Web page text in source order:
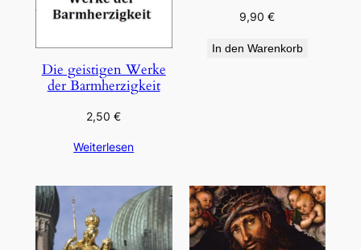
Die geistigen Werke
der Barmherzigkeit
2,50€
Weiterlesen
9,90€
In den Warenkorb